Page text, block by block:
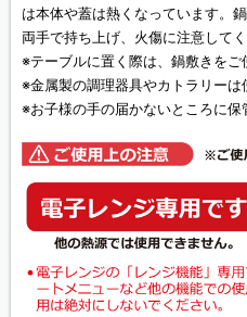
は本体や蓋は熱くなっています。
両手で持ち上げ、火傷に注意してく
※テーブルに置く際は、鍋敷きをご
※金属製の調理器具やカトラリーは
※お子様の手の届かないところに保